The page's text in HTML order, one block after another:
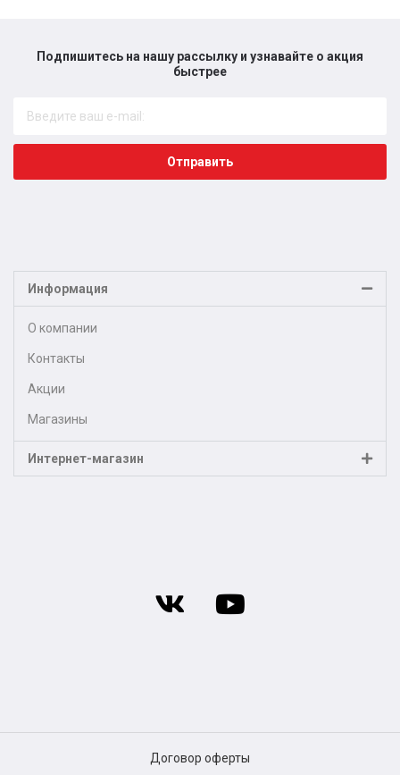
Подпишитесь на нашу рассылку и узнавайте о акция
быстрее​
Отправить
Информация
О компании
Контакты
Акции
Магазины
Интернет-магазин
Договор оферты